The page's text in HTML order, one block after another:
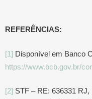
REFERÊNCIAS:
[1] Disponível em Banco
https://www.bcb.gov.br/
[2] STF – RE: 636331